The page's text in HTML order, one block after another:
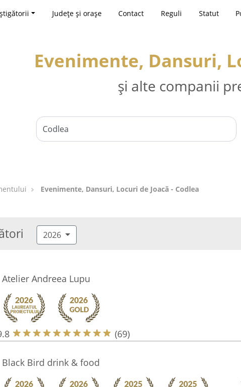
Județe și orașe Contact Reguli Statut
Evenimente, Dansuri,
și alte companii
Evenimente, Dansuri, Locuri de Joacă - Codlea
2026
Atelier Andreea Lupu
(69)
Black Bird drink & food